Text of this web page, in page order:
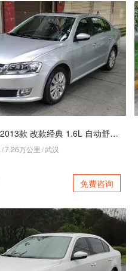
大众-朗逸 2013款 改款经典 1.6L 自动舒适版
/7.26万公里 /武汉
免费咨询